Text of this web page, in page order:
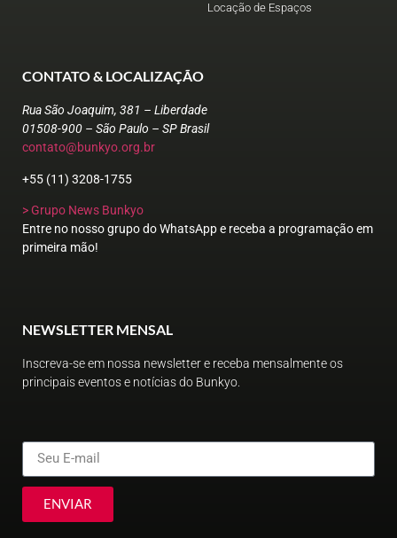
Locação de Espaços
CONTATO & LOCALIZAÇÃO
Rua São Joaquim, 381 – Liberdade
01508-900 – São Paulo – SP Brasil
contato@bunkyo.org.br
+55 (11) 3208-1755
> Grupo News Bunkyo
Entre no nosso grupo do WhatsApp e receba a programação em
primeira mão!
NEWSLETTER MENSAL
Inscreva-se em nossa newsletter e receba mensalmente os
principais eventos e notícias do Bunkyo.
ENVIAR